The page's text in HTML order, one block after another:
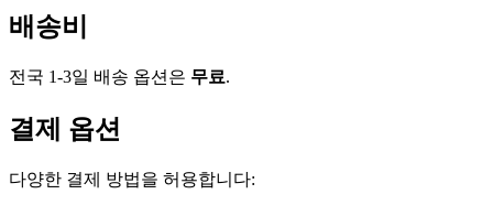
배송비
전국 1-3일 배송 옵션은 무료.
결제 옵션
다양한 결제 방법을 허용합니다: